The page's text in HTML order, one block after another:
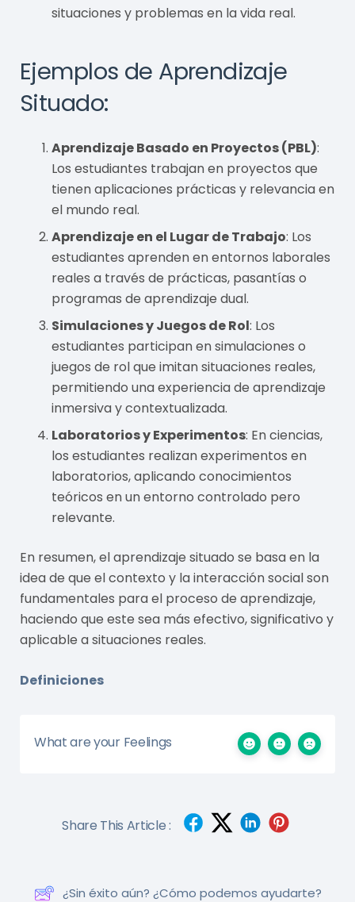
situaciones y problemas en la vida real.
Ejemplos de Aprendizaje
Situado:
Aprendizaje Basado en Proyectos (PBL):
Los estudiantes trabajan en proyectos que
tienen aplicaciones prácticas y relevancia en
el mundo real.
Aprendizaje en el Lugar de Trabajo: Los
estudiantes aprenden en entornos laborales
reales a través de prácticas, pasantías o
programas de aprendizaje dual.
Simulaciones y Juegos de Rol: Los
estudiantes participan en simulaciones o
juegos de rol que imitan situaciones reales,
permitiendo una experiencia de aprendizaje
inmersiva y contextualizada.
Laboratorios y Experimentos: En ciencias,
los estudiantes realizan experimentos en
laboratorios, aplicando conocimientos
teóricos en un entorno controlado pero
relevante.
En resumen, el aprendizaje situado se basa en la
idea de que el contexto y la interacción social son
fundamentales para el proceso de aprendizaje,
haciendo que este sea más efectivo, significativo y
aplicable a situaciones reales.
Definiciones
What are your Feelings
Share This Article :
¿Sin éxito aún? ¿Cómo podemos ayudarte?